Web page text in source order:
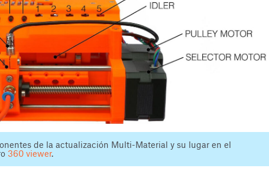
de la actualización Multi-Material y su lugar en el
360 viewer.